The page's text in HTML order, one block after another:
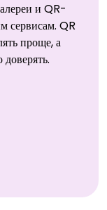
и QR-
сервисам. QR
проще, а